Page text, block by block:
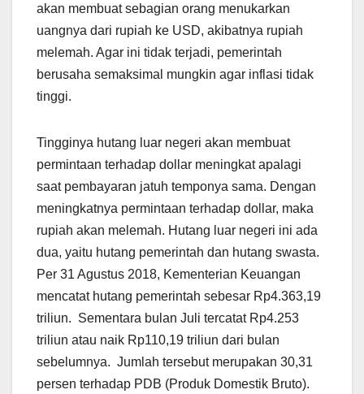
akan membuat sebagian orang menukarkan
uangnya dari rupiah ke USD, akibatnya rupiah
melemah. Agar ini tidak terjadi, pemerintah
berusaha semaksimal mungkin agar inflasi tidak
tinggi.
Tingginya hutang luar negeri akan membuat
permintaan terhadap dollar meningkat apalagi
saat pembayaran jatuh temponya sama. Dengan
meningkatnya permintaan terhadap dollar, maka
rupiah akan melemah. Hutang luar negeri ini ada
dua, yaitu hutang pemerintah dan hutang swasta.
Per 31 Agustus 2018, Kementerian Keuangan
mencatat hutang pemerintah sebesar Rp4.363,19
triliun. Sementara bulan Juli tercatat Rp4.253
triliun atau naik Rp110,19 triliun dari bulan
sebelumnya. Jumlah tersebut merupakan 30,31
persen terhadap PDB (Produk Domestik Bruto).